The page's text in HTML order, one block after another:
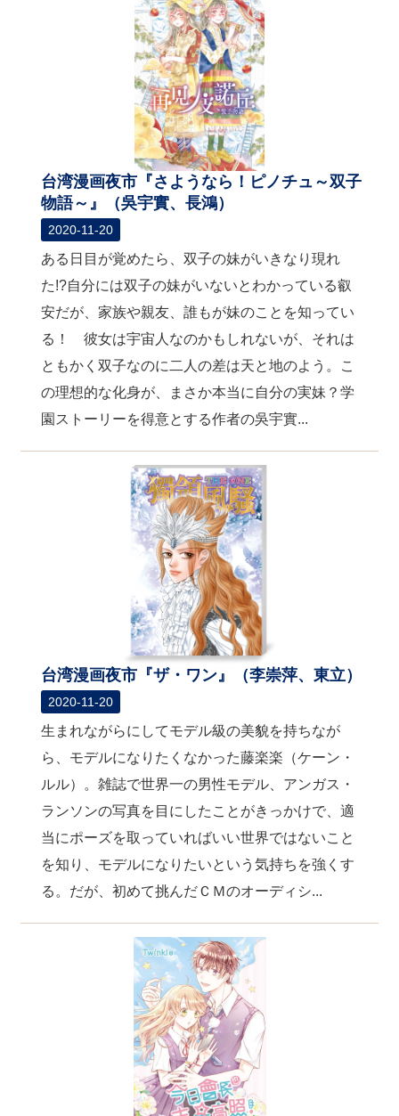
台湾漫画夜市『さようなら！ピノチュ～双子
物語～』（吳宇實、長鴻）
2020-11-20
ある日目が覚めたら、双子の妹がいきなり現れ
た!?自分には双子の妹がいないとわかっている叡
安だが、家族や親友、誰もが妹のことを知ってい
る！ 彼女は宇宙人なのかもしれないが、それは
ともかく双子なのに二人の差は天と地のよう。こ
の理想的な化身が、まさか本当に自分の実妹？学
園ストーリーを得意とする作者の吳宇實...
台湾漫画夜市『ザ・ワン』（李崇萍、東立）
2020-11-20
生まれながらにしてモデル級の美貌を持ちなが
ら、モデルになりたくなかった藤楽楽（ケーン・
ルル）。雑誌で世界一の男性モデル、アンガス・
ランソンの写真を目にしたことがきっかけで、適
当にポーズを取っていればいい世界ではないこと
を知り、モデルになりたいという気持ちを強くす
る。だが、初めて挑んだＣＭのオーディシ...